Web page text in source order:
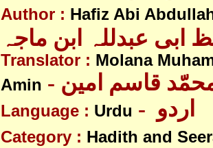
Author : Hafiz Abi
ابی عبدللہ ابن ماجہ
Translator : Molana
Amin
محمّد قاسم امین
Language : Urdu
Category : Hadith and